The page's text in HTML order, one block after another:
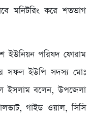
মনিটরিং করে শতভাগ
ইউনিয়ন পরিষদ ফোরাম
সফল ইউপি সদস্য মোঃ
ইসলাম বলেন, উপজেলা
গাইড ওয়াল, সিসি